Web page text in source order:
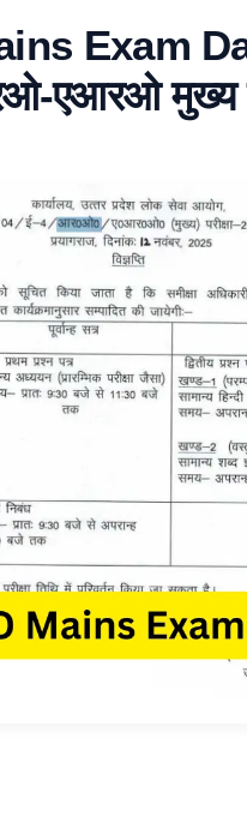
Exam
एआरओ मुख्य